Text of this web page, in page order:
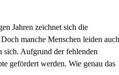
Jahren zeichnet sich die
manche Menschen leiden auch
sich. Aufgrund der fehlenden
gefördert werden. Wie genau das